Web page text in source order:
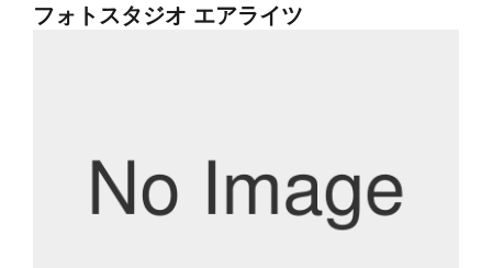
フォトスタジオ エアライツ